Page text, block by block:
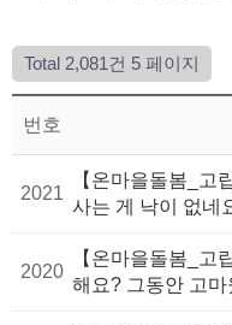
Total 2,081건 5 페이지
번호
2021
【온마을돌봄_고
사는 게 낙이 없네
2020
【온마을돌봄_고
해요? 그동안 고마